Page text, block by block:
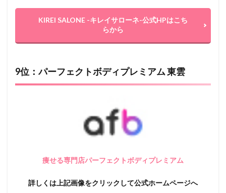
KIREI SALONE -キレイサローネ-公式HPはこち
らから
9位：パーフェクトボディプレミアム 東雲
痩せる専門店パーフェクトボディプレミアム
詳しくは上記画像をクリックして公式ホームページへ